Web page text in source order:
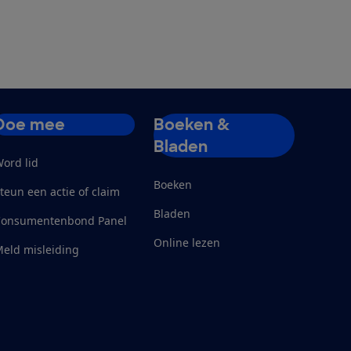
mee
lid
een actie of claim
Panel
misleiding
Boeken &
Bladen
Boeken
Bladen
Online lezen